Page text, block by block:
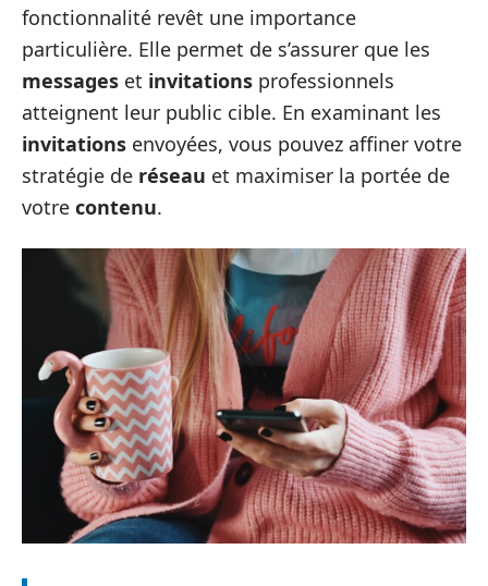
fonctionnalité revêt une importance
particulière. Elle permet de s’assurer que les
messages et invitations professionnels
atteignent leur public cible. En examinant les
invitations envoyées, vous pouvez affiner votre
stratégie de réseau et maximiser la portée de
votre contenu.